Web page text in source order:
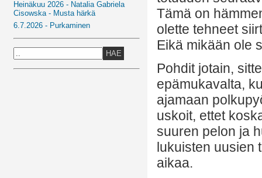
Heinäkuu 2026 - Natalia Gabriela
Cisowska - Musta härkä
6.7.2026 - Purkaminen
HAE
Tämä on
olette tehneet
Eikä mikään ole
Pohdit jotain,
epämukavalta,
ajamaan
uskoit, ettet
suuren pelon ja
lukuisten uusien
aikaa.